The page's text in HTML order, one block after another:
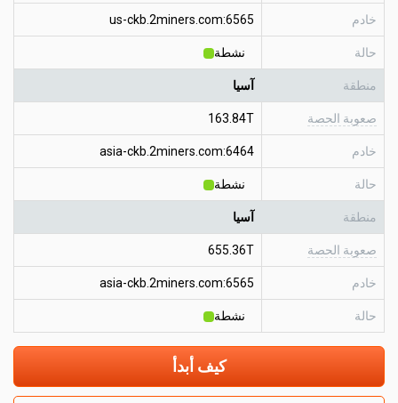
خادم us-ckb.2miners.com:6565
حالة نشطة
منطقة آسيا
صعوبة الحصة 163.84T
خادم asia-ckb.2miners.com:6464
حالة نشطة
منطقة آسيا
صعوبة الحصة 655.36T
خادم asia-ckb.2miners.com:6565
حالة نشطة
كيف أبدأ